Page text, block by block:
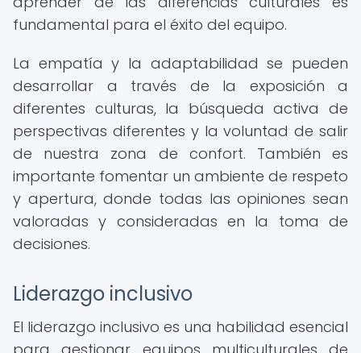
fundamental para el éxito del equipo.
La empatía y la adaptabilidad se pueden
desarrollar a través de la exposición a
diferentes culturas, la búsqueda activa de
perspectivas diferentes y la voluntad de salir
de nuestra zona de confort. También es
importante fomentar un ambiente de respeto
y apertura, donde todas las opiniones sean
valoradas y consideradas en la toma de
decisiones.
Liderazgo inclusivo
El liderazgo inclusivo es una habilidad esencial